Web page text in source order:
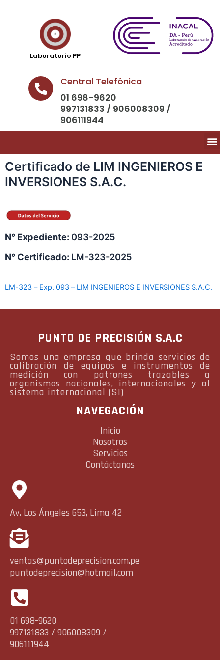
Laboratorio PP
Central Telefónica
01 698-9620
997131833 / 906008309 /
906111944
Certificado de LIM INGENIEROS E
INVERSIONES S.A.C.
N° Expediente: 093-2025
N° Certificado: LM-323-2025
LM-323 – Exp. 093 – LIM INGENIEROS E INVERSIONES S.A.C.
PUNTO DE PRECISIÓN S.A.C
Somos una empresa que brinda servicios de
calibración de equipos e instrumentos de
medición con patrones trazables a
organismos nacionales, internacionales y al
sistema internacional (SI)
NAVEGACIÓN
Inicio
Nosotros
Servicios
Contáctanos
Av. Los Ángeles 653, Lima 42
ventas@puntodeprecision.com.pe
puntodeprecision@hotmail.com
01 698-9620
997131833 / 906008309 /
906111944